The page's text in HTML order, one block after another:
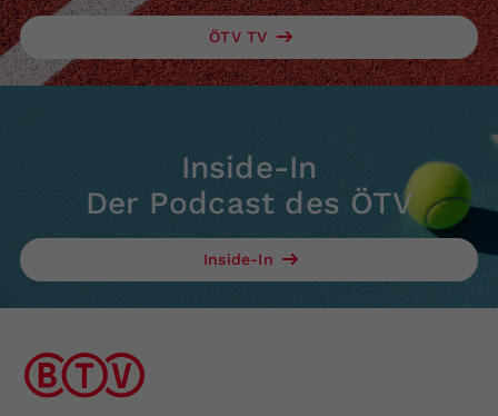
ÖTV TV
Inside-In
Der Podcast des ÖTV
Inside-In